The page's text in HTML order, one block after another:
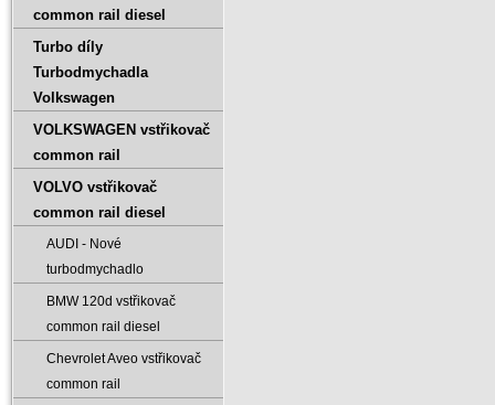
common rail diesel
Turbo díly
Turbodmychadla
Volkswagen
VOLKSWAGEN vstřikovač
common rail
VOLVO vstřikovač
common rail diesel
AUDI - Nové
turbodmychadlo
BMW 120d vstřikovač
common rail diesel
Chevrolet Aveo vstřikovač
common rail